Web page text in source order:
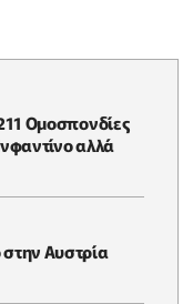
Ομοσπονδίες
αλλά
Αυστρία